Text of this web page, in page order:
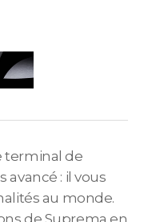
terminal de
avancé : il vous
au monde.